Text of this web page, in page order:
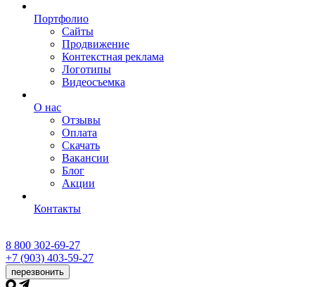
Портфолио
Сайты
Продвижение
Контекстная реклама
Логотипы
Видеосъемка
О нас
Отзывы
Оплата
Скачать
Вакансии
Блог
Акции
Контакты
8 800 302-69-27
+7 (903) 403-59-27
перезвонить